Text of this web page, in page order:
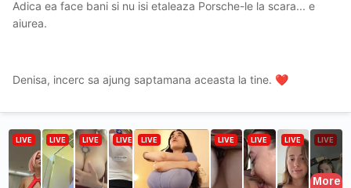
Adica ea face bani si nu isi etaleaza Porsche-le la scara... e
aiurea.
Denisa, incerc sa ajung saptamana aceasta la tine. ❤️